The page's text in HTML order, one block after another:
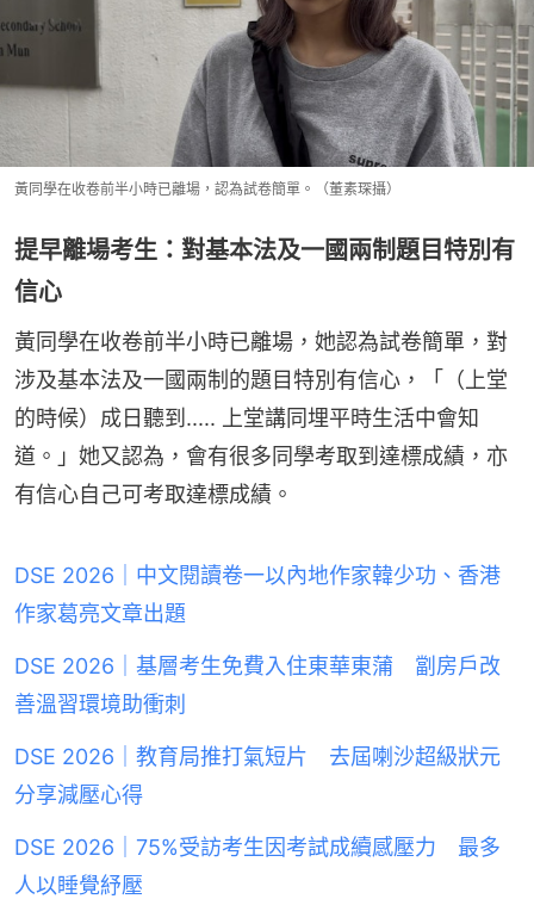
黃同學在收卷前半小時已離場，認為試卷簡單。（董素琛攝）
提早離場考生：對基本法及一國兩制題目特別有
信心
黃同學在收卷前半小時已離場，她認為試卷簡單，對
涉及基本法及一國兩制的題目特別有信心，「（上堂
的時候）成日聽到..... 上堂講同埋平時生活中會知
道。」她又認為，會有很多同學考取到達標成績，亦
有信心自己可考取達標成績。
DSE 2026｜中文閱讀卷一以內地作家韓少功、香港
作家葛亮文章出題
DSE 2026｜基層考生免費入住東華東蒲 劏房戶改
善溫習環境助衝刺
DSE 2026｜教育局推打氣短片 去屆喇沙超級狀元
分享減壓心得
DSE 2026｜75%受訪考生因考試成續感壓力 最多
人以睡覺紓壓